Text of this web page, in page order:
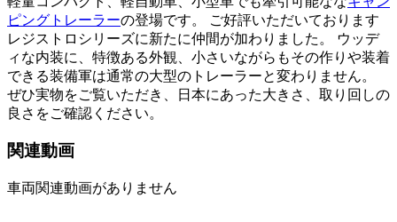
ピングトレーラーの登場です。 ご好評いただいております
レジストロシリーズに新たに仲間が加わりました。 ウッデ
ィな内装に、特徴ある外観、小さいながらもその作りや装着
できる装備軍は通常の大型のトレーラーと変わりません。
ぜひ実物をご覧いただき、日本にあった大きさ、取り回しの
良さをご確認ください。
関連動画
車両関連動画がありません